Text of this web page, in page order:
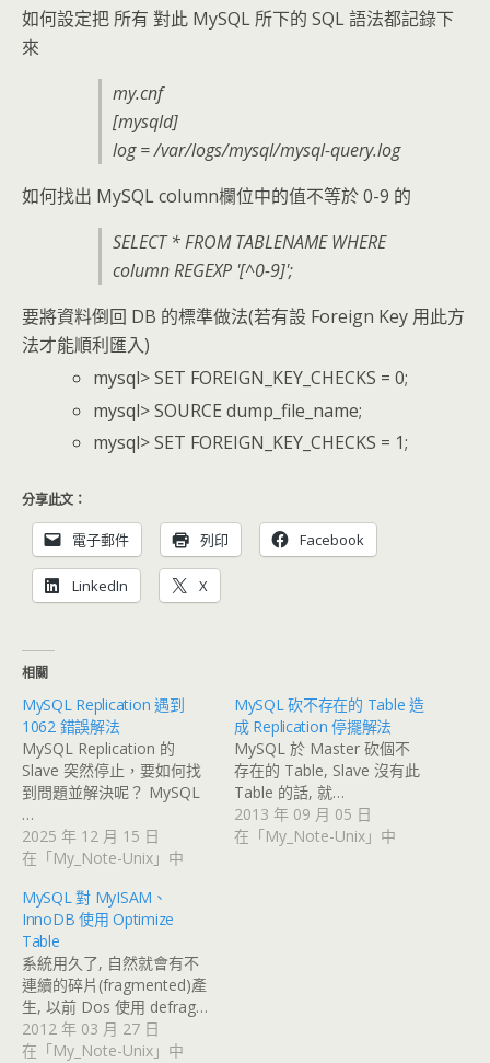
如何設定把 所有 對此 MySQL 所下的 SQL 語法都記錄下
來
my.cnf
[mysqld]
log = /var/logs/mysql/mysql-query.log
如何找出 MySQL column欄位中的值不等於 0-9 的
SELECT * FROM TABLENAME WHERE
column REGEXP '[^0-9]';
要將資料倒回 DB 的標準做法(若有設 Foreign Key 用此方
法才能順利匯入)
mysql> SET FOREIGN_KEY_CHECKS = 0;
mysql> SOURCE dump_file_name;
mysql> SET FOREIGN_KEY_CHECKS = 1;
分享此文：
電子郵件 列印 Facebook
LinkedIn X
相關
MySQL Replication 遇到
1062 錯誤解法
MySQL Replication 的
Slave 突然停止，要如何找
到問題並解決呢？ MySQL
…
2025 年 12 月 15 日
在「My_Note-Unix」中
MySQL 砍不存在的 Table 造
成 Replication 停擺解法
MySQL 於 Master 砍個不
存在的 Table, Slave 沒有此
Table 的話, 就…
2013 年 09 月 05 日
在「My_Note-Unix」中
MySQL 對 MyISAM、
InnoDB 使用 Optimize
Table
系統用久了, 自然就會有不
連續的碎片(fragmented)產
生, 以前 Dos 使用 defrag…
2012 年 03 月 27 日
在「My_Note-Unix」中